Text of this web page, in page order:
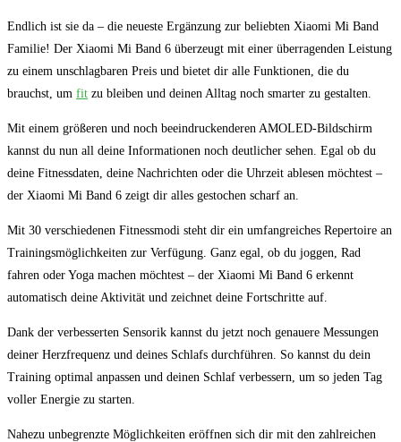
Endlich ist sie da –⁤ die neueste Ergänzung zur⁣ beliebten Xiaomi Mi Band
Familie! Der Xiaomi Mi Band 6 überzeugt mit einer überragenden​ Leistung
zu einem ‌unschlagbaren Preis und bietet dir⁢ alle Funktionen, die du
brauchst, um fit zu bleiben und deinen ⁤Alltag noch⁤ smarter⁣ zu gestalten.
Mit einem größeren und noch beeindruckenderen AMOLED-Bildschirm
‌kannst du nun ⁣all deine Informationen noch deutlicher sehen. ​Egal ob​ du
deine Fitnessdaten, deine Nachrichten oder ‍die Uhrzeit ⁣ablesen‍ möchtest –
‍der ‍Xiaomi Mi⁢ Band ⁢6 zeigt dir alles‍ gestochen scharf an.
Mit 30 verschiedenen Fitnessmodi steht dir ein umfangreiches Repertoire ‌an
Trainingsmöglichkeiten zur Verfügung. Ganz egal, ob du joggen, Rad
⁤fahren⁤ oder Yoga machen möchtest‍ – ⁤der ⁢Xiaomi Mi Band ⁤6 erkennt
automatisch deine⁣ Aktivität und zeichnet deine Fortschritte auf.
Dank der verbesserten⁢ Sensorik⁣ kannst du jetzt noch genauere Messungen
deiner Herzfrequenz und ⁢deines Schlafs ⁤durchführen. So kannst‍ du​ dein
Training optimal anpassen und deinen ‍Schlaf ​verbessern, um ⁣so jeden Tag
voller Energie ‌zu starten.
Nahezu unbegrenzte Möglichkeiten ​eröffnen sich dir mit​ den zahlreichen